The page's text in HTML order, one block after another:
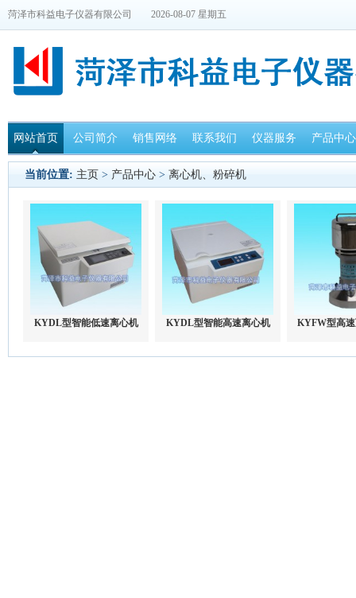
菏泽市科益电子仪器有限公司 2026-08-07 星期五
网站首页 公司简介 销售网络 联系我们 仪器服务 产品中心
当前位置: 主页 > 产品中心 > 离心机、粉碎机
KYDL型智能低速离心机 KYDL型智能高速离心机 KYFW型高